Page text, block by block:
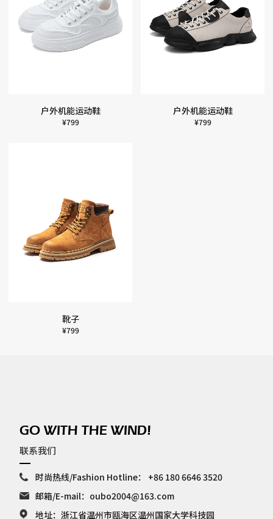
户外机能运动鞋
¥799
户外机能运动鞋
¥799
靴子
¥799
GO WITH THE WIND!
联系我们
时尚热线/Fashion Hotline：
+86 180 6646 3520
邮箱/E-mail： oubo2004@163.com
地址：浙江省温州市瓯海区温州国家大学科技园